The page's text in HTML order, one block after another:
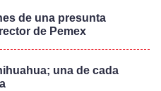
de una presunta
de Pemex
una de cada